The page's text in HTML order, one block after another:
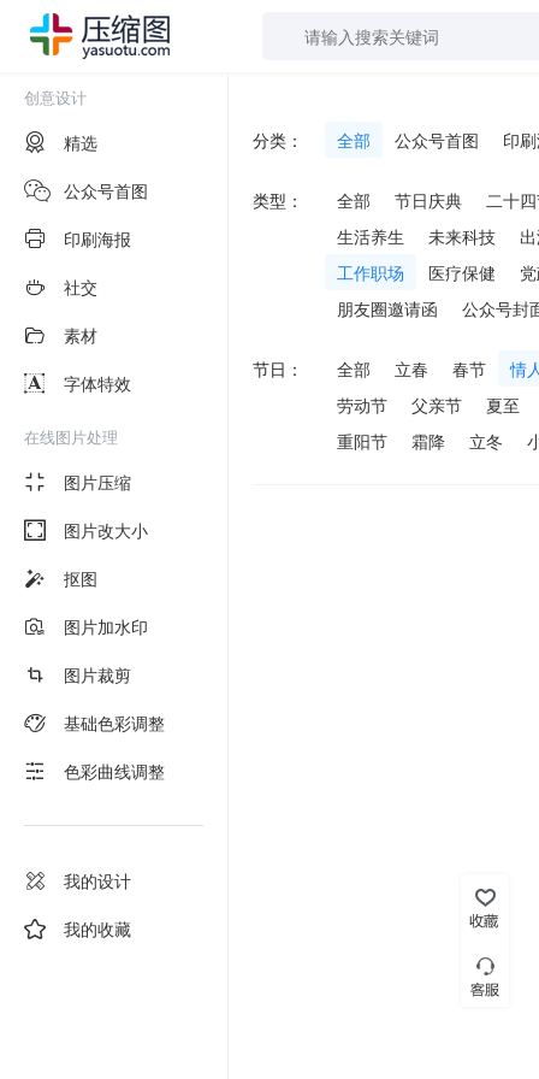
创意设计
精选
公众号首图
印刷海报
社交
素材
字体特效
在线图片处理
图片压缩
图片改大小
抠图
图片加水印
图片裁剪
基础色彩调整
色彩曲线调整
我的设计
我的收藏
分类： 全部 公众号首图 印
类型： 全部 节日庆典
二十
生活养生
未来科技
工作职场
医疗保健
朋友圈邀请函
公众号封
节日： 全部 立春 春节
情
劳动节
父亲节
夏至
重阳节
霜降 立冬